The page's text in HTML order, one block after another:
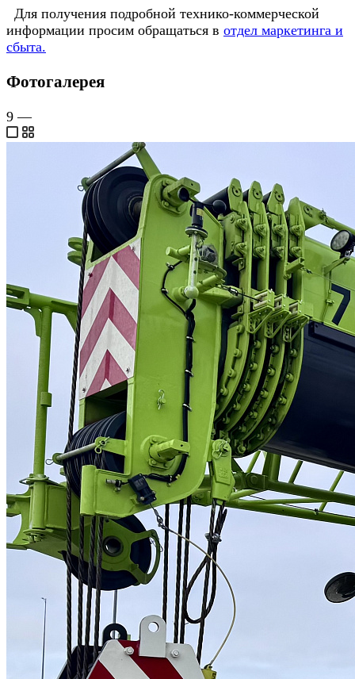
Для получения подробной технико-коммерческой
информации просим обращаться в отдел маркетинга и
сбыта.
Фотогалерея
9 —